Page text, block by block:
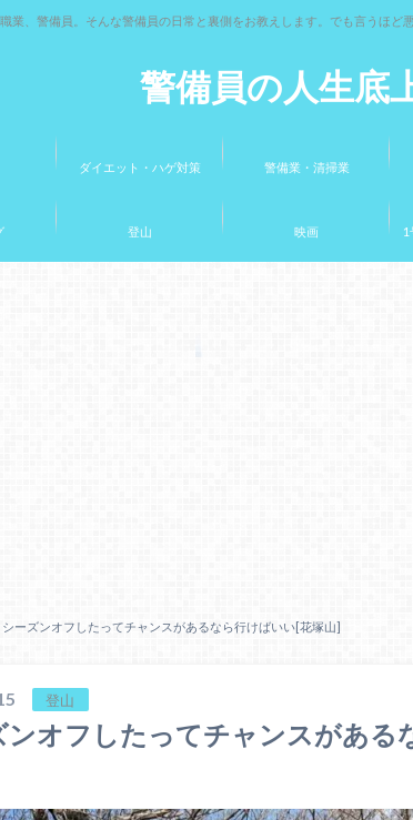
警備員の人生底
業、警備員。そんな警備員の日常と裏側をお教えします。でも言うほど
ダイエット・ハゲ対策 警備業・清掃業
登山 映画
シーズンオフしたってチャンスがあるなら行けばいい[花塚山]
登山
ンオフしたってチャンスがある